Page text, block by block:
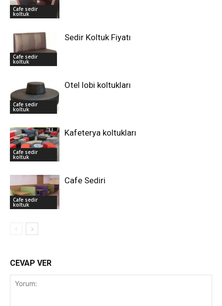
Cafe sedir
koltuk
Cafe sedir
koltuk
Sedir Koltuk Fiyatı
Cafe sedir
koltuk
Otel lobi koltukları
Cafe sedir
koltuk
Kafeterya koltukları
Cafe sedir
koltuk
Cafe Sediri
CEVAP VER